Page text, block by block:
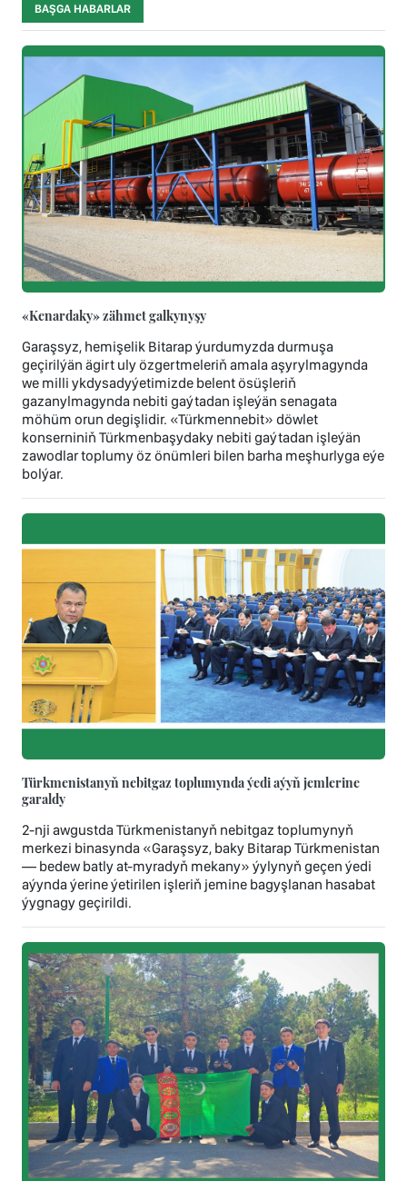
BAŞGA HABARLAR
«Kenardaky» zähmet galkynyşy
Garaşsyz, hemişelik Bitarap ýurdumyzda durmuşa
geçirilýän ägirt uly özgertmeleriň amala aşyrylmagynda
we milli ykdysadyýetimizde belent ösüşleriň
gazanylmagynda nebiti gaýtadan işleýän senagata
möhüm orun degişlidir. «Türkmennebit» döwlet
konserniniň Türkmenbaşydaky nebiti gaýtadan işleýän
zawodlar toplumy öz önümleri bilen barha meşhurlyga eýe
bolýar.
Türkmenistanyň nebitgaz toplumynda ýedi aýyň jemlerine
garaldy
2-nji awgustda Türkmenistanyň nebitgaz toplumynyň
merkezi binasynda «Garaşsyz, baky Bitarap Türkmenistan
— bedew batly at-myradyň mekany» ýylynyň geçen ýedi
aýynda ýerine ýetirilen işleriň jemine bagyşlanan hasabat
ýygnagy geçirildi.